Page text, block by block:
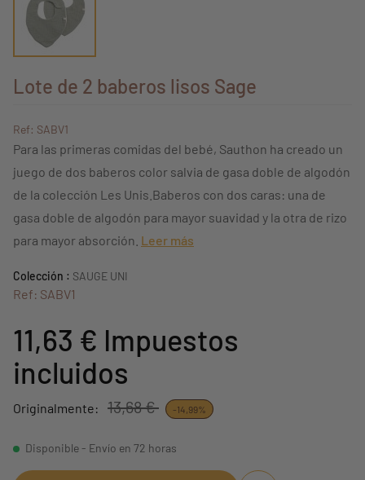
Lote de 2 baberos lisos Sage
Ref: SABV1
Para las primeras comidas del bebé, Sauthon ha creado un
juego de dos baberos color salvia de gasa doble de algodón
de la colección Les Unis.Baberos con dos caras: una de
gasa doble de algodón para mayor suavidad y la otra de rizo
para mayor absorción. Leer más
Colección : SAUGE UNI
Ref: SABV1
11,63 € Impuestos
incluidos
Originalmente: 13,68 € -14,99%
Disponible - Envío en 72 horas